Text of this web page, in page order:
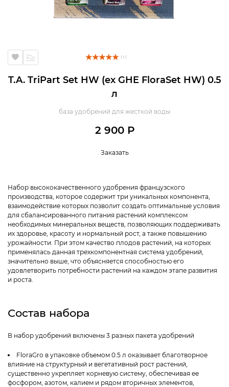
( 1 )
T.A. TriPart Set HW (ex GHE FloraSet HW) 0.5
л
база удобрений для жесткой воды
2 900 Р
Заказать
Набор высококачественного удобрения французского
производства, которое содержит три уникальных компонента,
взаимодействие которых позволит создать оптимальные условия
для сбалансированного питания растений комплексом
необходимых минеральных веществ, позволяющих поддерживать
их здоровье, красоту и нормальный рост, а также повышению
урожайности. При этом качество плодов растений, на которых
применялась данная трехкомпонентная система удобрений,
значительно выше, что объясняется способностью его
удовлетворить потребности растений на каждом этапе развития
и роста.
Состав набора
В набор удобрений включены 3 разных пакета удобрений
FloraGro в упаковке объемом 0.5 л оказывает благотворное
влияние на структурный и вегетативный рост растений,
существенно укрепляет корневую систему, обеспечивая ее
фосфором, азотом, калием и рядом вторичных элементов,